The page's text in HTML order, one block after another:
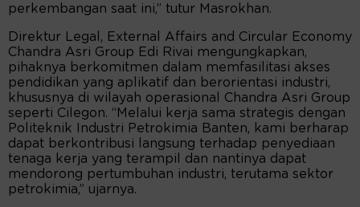
perkembangan saat ini,” tutur Masrokhan.
Direktur Legal, External Affairs and Circular Economy
Chandra Asri Group Edi Rivai mengungkapkan,
pihaknya berkomitmen dalam memfasilitasi akses
pendidikan yang aplikatif dan berorientasi industri,
khususnya di wilayah operasional Chandra Asri Group
seperti Cilegon. “Melalui kerja sama strategis dengan
Politeknik Industri Petrokimia Banten, kami berharap
dapat berkontribusi langsung terhadap penyediaan
tenaga kerja yang terampil dan nantinya dapat
mendorong pertumbuhan industri, terutama sektor
petrokimia,” ujarnya.